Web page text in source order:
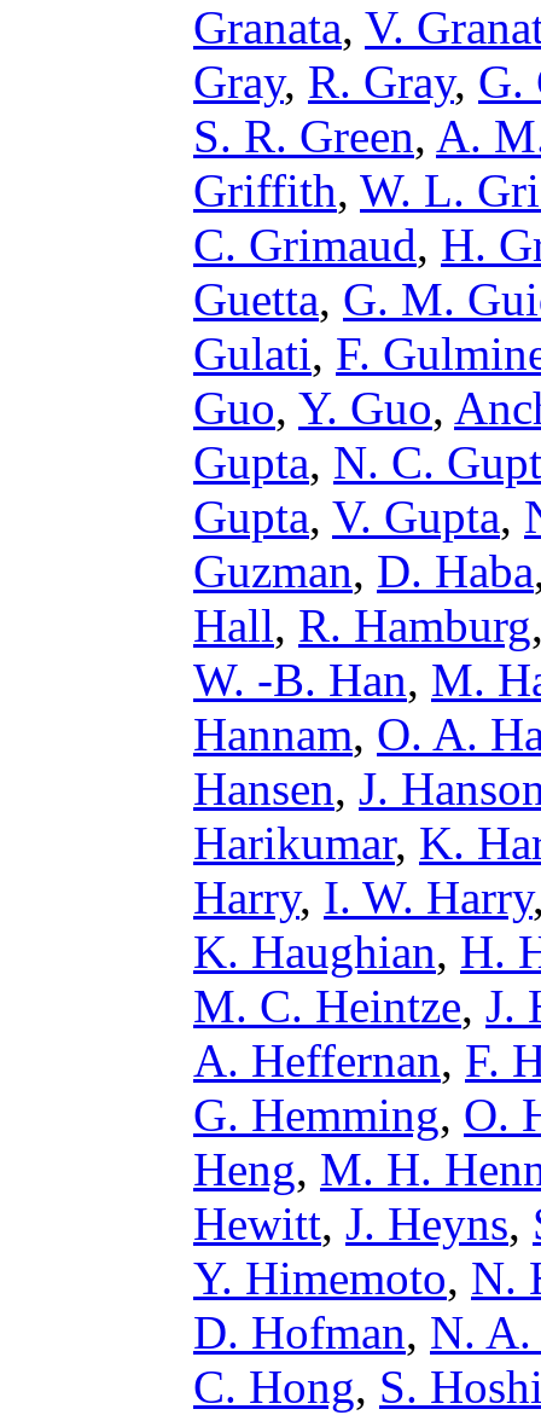
Granata, V.
Gray, R. Gray, G.
S. R. Green, A.
Griffith, W. L.
C. Grimaud, H.
Guetta, G. M.
Gulati, F.
Guo, Y. Guo,
Gupta, N. C.
Gupta, V. Gupta,
Guzman, D. Haba
Hall, R. Hamburg
W. -B. Han, M.
Hannam, O. A.
Hansen, J.
Harikumar, K.
Harry, I. W. Harry
K. Haughian, H.
M. C. Heintze, J.
A. Heffernan, F.
G. Hemming, O.
Heng, M. H.
Hewitt, J. Heyns,
Y. Himemoto, N.
D. Hofman, N.
C. Hong, S.